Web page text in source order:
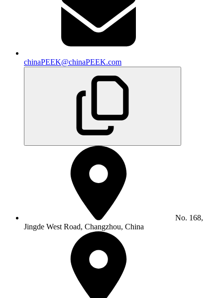
chinaPEEK@chinaPEEK.com
No. 168,
Jingde West Road, Changzhou, China